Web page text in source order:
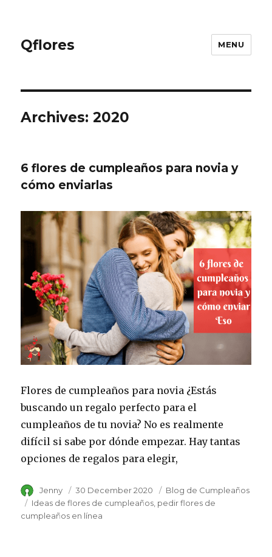
Qflores MENU
Archives: 2020
6 flores de cumpleaños para novia y
cómo enviarlas
Flores de cumpleaños para novia ¿Estás
buscando un regalo perfecto para el
cumpleaños de tu novia? No es realmente
difícil si sabe por dónde empezar. Hay tantas
opciones de regalos para elegir,
Author
Jenny
Posted
on
30 December 2020 Category
Blog de Cumpleaños
Tags
Ideas de flores de cumpleaños pedir flores de
cumpleaños en línea